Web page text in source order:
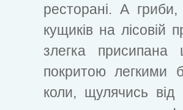
ресторані. А
кущиків на лісовій
злегка
покритою легкими
коли, щулячись від